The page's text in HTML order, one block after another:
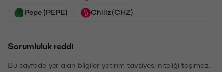
Pepe (PEPE) Chiliz (CHZ)
Sorumluluk reddi
Bu sayfada yer alan bilgiler yatırım tavsiyesi niteliği taşımaz.